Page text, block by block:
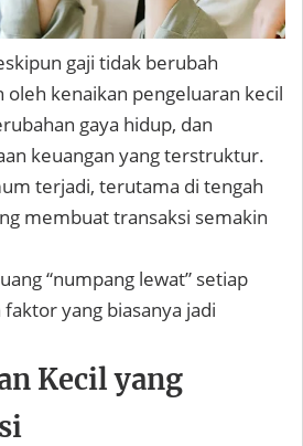
gaji tidak berubah
oleh kenaikan pengeluaran kecil
gaya hidup, dan
keuangan yang terstruktur.
terjadi, terutama di tengah
membuat transaksi semakin
“numpang lewat” setiap
yang biasanya jadi
Kecil yang